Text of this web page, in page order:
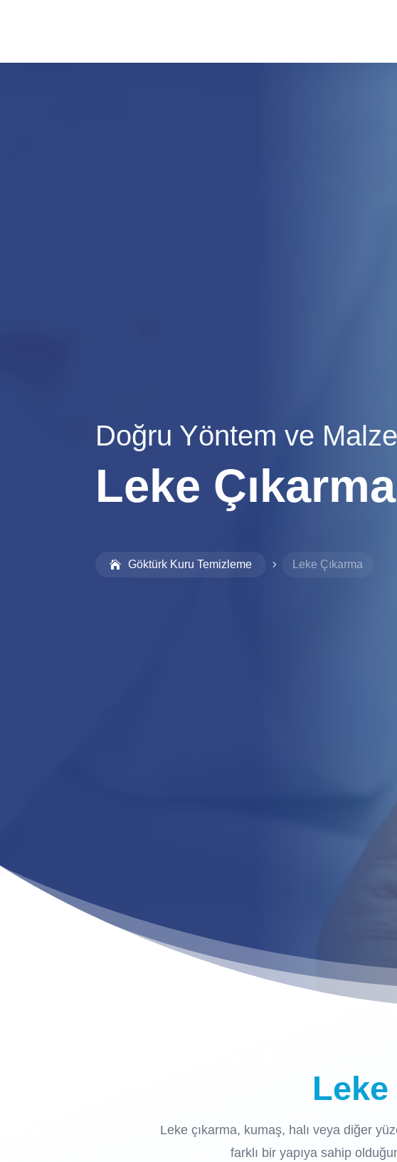
Doğru Yöntem ve
Leke Çıkarma
Göktürk Kuru Temizleme 5 Leke Çıkarma
Leke
Leke çıkarma, kumaş, halı veya diğer
farklı bir yapıya sahip